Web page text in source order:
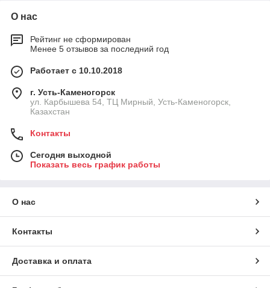
О нас
Рейтинг не сформирован
Менее 5 отзывов за последний год
Работает с 10.10.2018
г. Усть-Каменогорск
ул. Карбышева 54, ТЦ Мирный, Усть-Каменогорск,
Казахстан
Контакты
Сегодня выходной
Показать весь график работы
О нас
Контакты
Доставка и оплата